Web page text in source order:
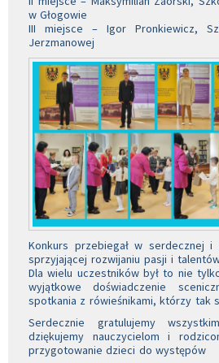
w Głogowie
III miejsce – Igor Pronkiewicz,
Jerzmanowej
Konkurs przebiegał w serdecznej i
sprzyjającej rozwijaniu pasji i
Dla wielu uczestników był to nie
wyjątkowe doświadczenie
spotkania z rówieśnikami, którzy tak
Serdecznie gratulujemy
dziękujemy nauczycielom i
przygotowanie dzieci do występów